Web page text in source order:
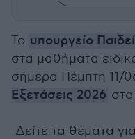
Το υπουργείο
στα μαθήματα
σήμερα Πέμπτη 11/
Εξετάσεις 2026
-Δείτε τα θέματα